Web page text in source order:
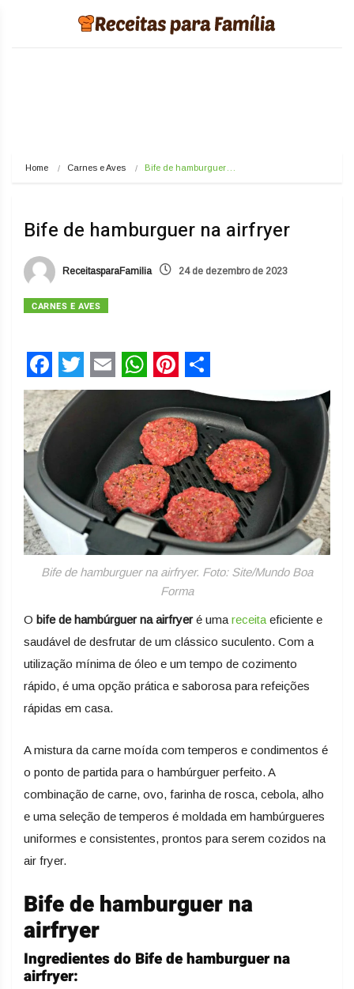
Home Carnes e Aves Bife de hamburguer…
Bife de hamburguer na airfryer
ReceitasparaFamilia 24 de dezembro de 2023
CARNES E AVES
Facebook
Twitter
EmailWhatsApp
Pinterest
Share
Bife de hamburguer na airfryer. Foto: Site/Mundo Boa
Forma
O bife de hambúrguer na airfryeré uma receita eficiente e
saudável de desfrutar de um clássico suculento. Com a
utilização mínima de óleo e um tempo de cozimento
rápido, é uma opção prática e saborosa para refeições
rápidas em casa.
A mistura da carne moída com temperos e condimentos é
o ponto de partida para o hambúrguer perfeito. A
combinação de carne, ovo, farinha de rosca, cebola, alho
e uma seleção de temperos é moldada em hambúrgueres
uniformes e consistentes, prontos para serem cozidos na
air fryer.
Bife de hamburguer na
airfryer
Ingredientes do Bife de hamburguer na
airfryer: